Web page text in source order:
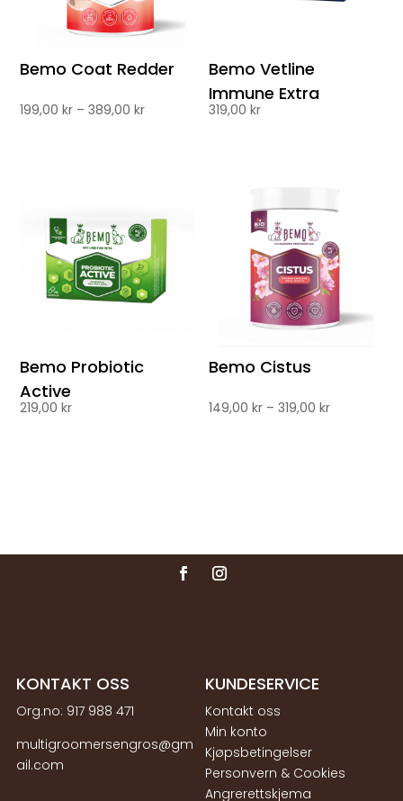
Bemo Coat Redder
199,00kr – 389,00krPrisområde:
Bemo Vetline
Immune Extra
319,00kr
Bemo Probiotic
Active
219,00kr
Bemo Cistus
149,00kr – 319,00krPrisområde:
KONTAKT OSS
Org.no: 917 988 471
multigroomersengros@gm
ail.com
KUNDESERVICE
Kontakt oss
Min konto
Kjøpsbetingelser
Personvern & Cookies
Angrerettskjema